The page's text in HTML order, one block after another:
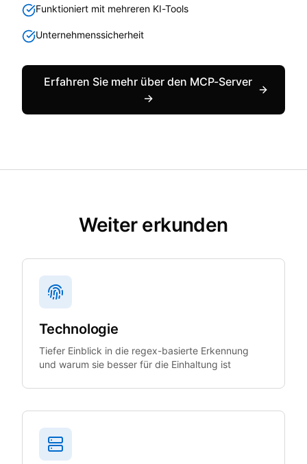
Funktioniert mit mehreren KI-Tools
Unternehmenssicherheit
Erfahren Sie mehr über den MCP-Server
→
Weiter erkunden
Technologie
Tiefer Einblick in die regex-basierte Erkennung
und warum sie besser für die Einhaltung ist